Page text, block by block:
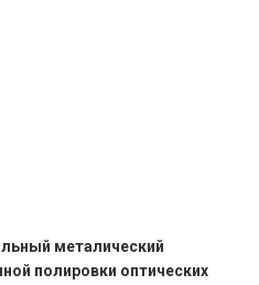
металический
полировки оптических